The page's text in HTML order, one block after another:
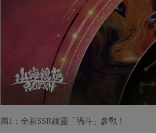
圖1：全新SSR鏡靈「禍斗」參戰！